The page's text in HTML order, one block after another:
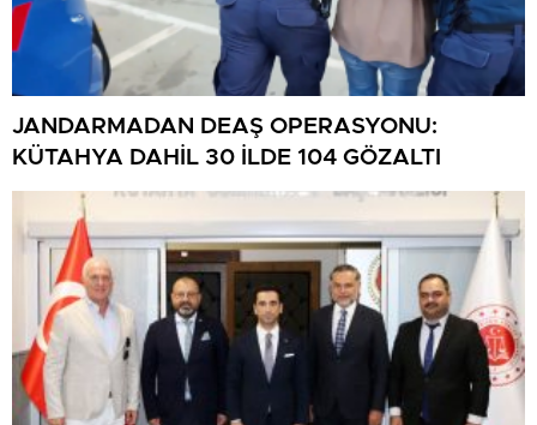
JANDARMADAN DEAŞ OPERASYONU:
KÜTAHYA DAHİL 30 İLDE 104 GÖZALTI